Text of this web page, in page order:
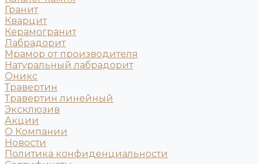
Гранит
Кварцит
Керамогранит
Лабрадорит
Мрамор от производителя
Натуральный лабрадорит
Оникс
Травертин
Травертин линейный
Эксклюзив
Акции
О Компании
Новости
Политика конфиденциальности